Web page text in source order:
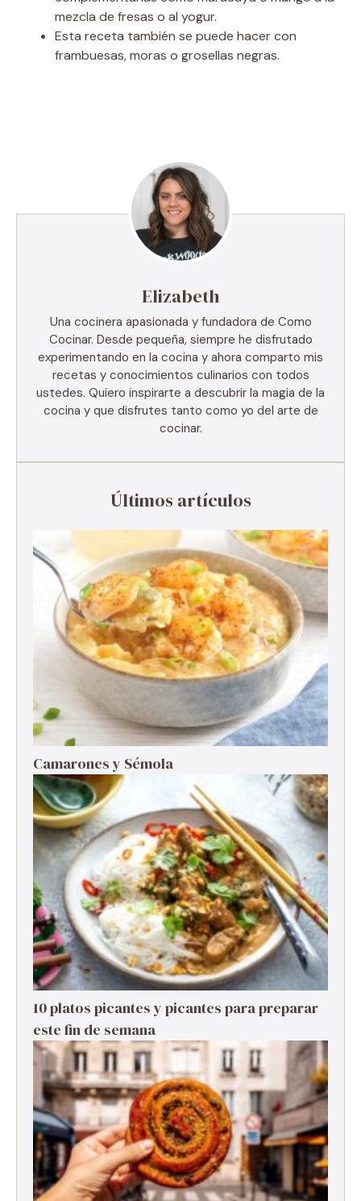
mezcla de fresas o al yogur.
Esta receta también se puede hacer con
frambuesas, moras o grosellas negras.
Elizabeth
Una cocinera apasionada y fundadora de Como
Cocinar. Desde pequeña, siempre he disfrutado
experimentando en la cocina y ahora comparto mis
recetas y conocimientos culinarios con todos
ustedes. Quiero inspirarte a descubrir la magia de la
cocina y que disfrutes tanto como yo del arte de
cocinar.
Últimos artículos
Camarones y Sémola
10 platos picantes y picantes para preparar
este fin de semana